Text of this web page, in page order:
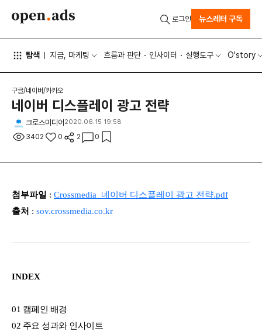
탐색 지금, 마케팅 흐름과 판단 인사이터 실행도구 O'story
로그인 뉴스레터 구독
구글/네이버/카카오
네이버 디스플레이 광고 전략
크로스미디어 2020.06.15 19:58
3402 0 2 0
첨부파일 : Crossmedia_네이버 디스플레이 광고 전략.pdf
출처 : sov.crossmedia.co.kr
INDEX
01 캠페인 배경
02 주요 성과와 인사이트